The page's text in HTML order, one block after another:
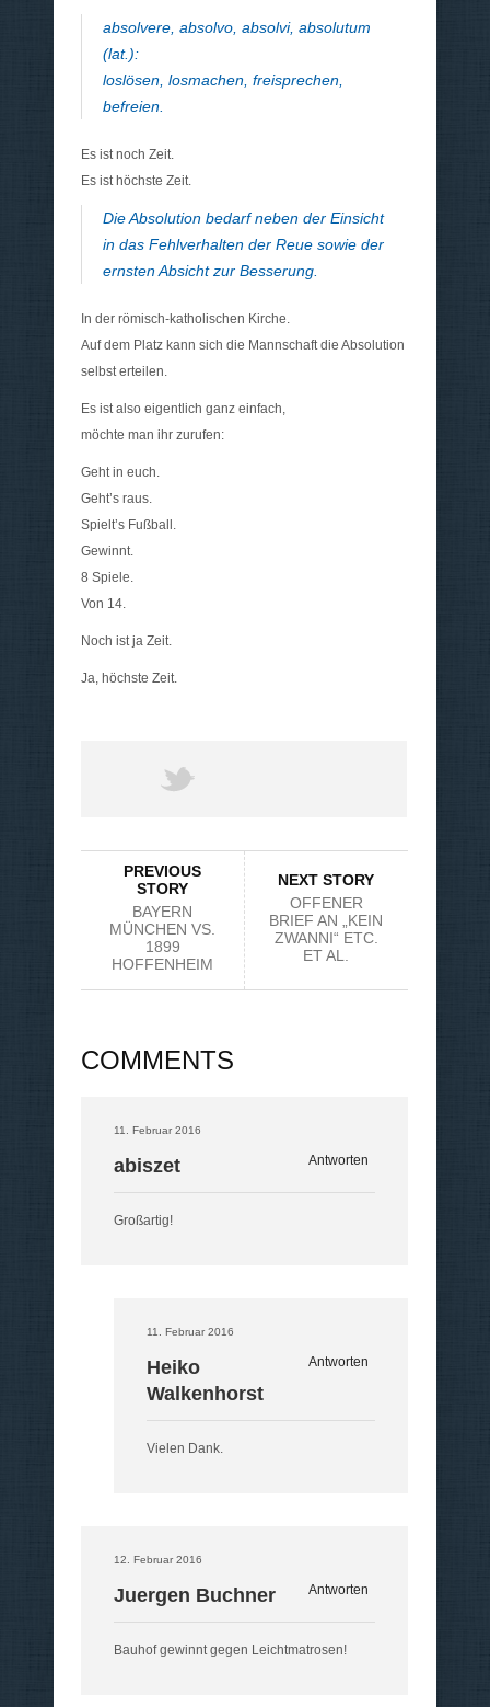
absolvere, absolvo, absolvi, absolutum
(lat.):
loslösen, losmachen, freisprechen,
befreien.
Es ist noch Zeit.
Es ist höchste Zeit.
Die Absolution bedarf neben der Einsicht
in das Fehlverhalten der Reue sowie der
ernsten Absicht zur Besserung.
In der römisch-katholischen Kirche.
Auf dem Platz kann sich die Mannschaft die Absolution
selbst erteilen.
Es ist also eigentlich ganz einfach,
möchte man ihr zurufen:
Geht in euch.
Geht’s raus.
Spielt’s Fußball.
Gewinnt.
8 Spiele.
Von 14.
Noch ist ja Zeit.
Ja, höchste Zeit.
PREVIOUS
STORY
BAYERN
MÜNCHEN VS.
1899
HOFFENHEIM
NEXT STORY
OFFENER
BRIEF AN „KEIN
ZWANNI“ ETC.
ET AL.
COMMENTS
11. Februar 2016
Antworten
abiszet
Großartig!
11. Februar 2016
Antworten
Heiko
Walkenhorst
Vielen Dank.
12. Februar 2016
Antworten
Juergen Buchner
Bauhof gewinnt gegen Leichtmatrosen!